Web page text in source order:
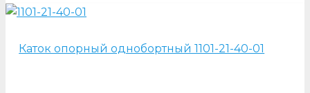
Каток опорный однобортный 1101-21-40-01